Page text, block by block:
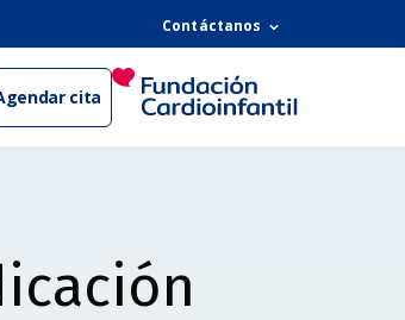
Contáctanos
cita